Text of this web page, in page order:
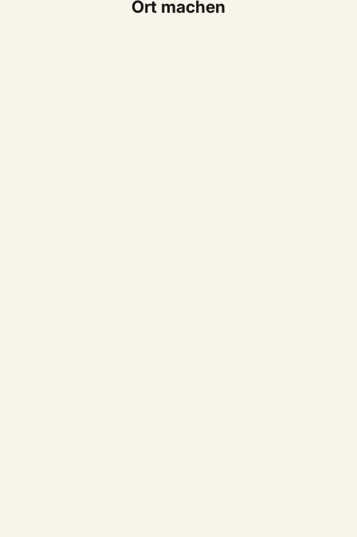
Ort machen